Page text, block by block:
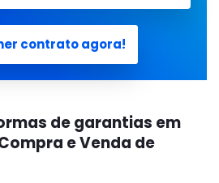
contrato agora!
de garantias em
e Venda de